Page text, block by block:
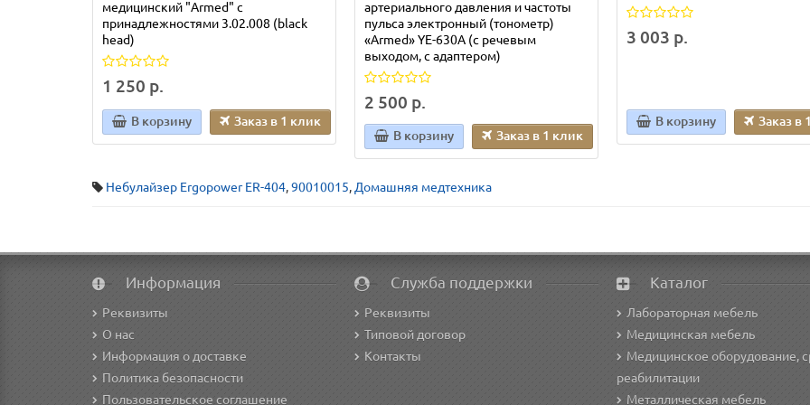
медицинский "Armed" с
принадлежностями 3.02.008 (black
head)
1 250 р.
В корзину Заказ в 1 клик
артериального давления и частоты
пульса электронный (тонометр)
«Armed» YE-630A (с речевым
выходом, с адаптером)
2 500 р.
В корзину Заказ в 1 клик
3 003 р.
В корзину Заказ в
Небулайзер Ergopower ER-404,90010015, Домашняя медтехника
Информация
Реквизиты
О нас
Информация о доставке
Политика безопасности
Пользовательское соглашение
Служба поддержки
Реквизиты
Типовой договор
Контакты
Каталог
Лабораторная мебель
Медицинская мебель
Медицинское оборудование,
реабилитации
Металлическая мебель